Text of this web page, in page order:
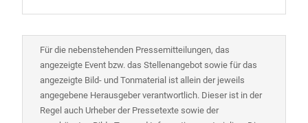
Für die nebenstehenden Pressemitteilungen, das
angezeigte Event bzw. das Stellenangebot sowie für das
angezeigte Bild- und Tonmaterial ist allein der jeweils
angegebene Herausgeber verantwortlich. Dieser ist in der
Regel auch Urheber der Pressetexte sowie der